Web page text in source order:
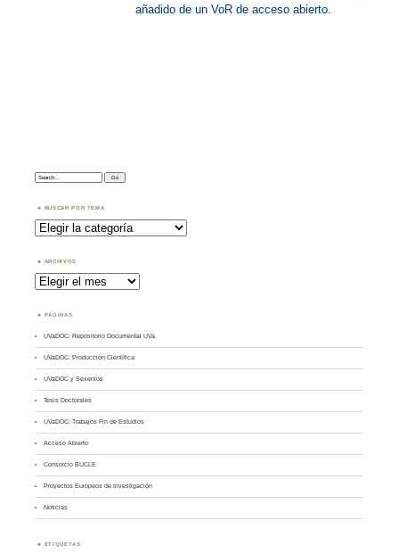
añadido de un VoR de acceso abierto.
Search:
BUSCAR POR TEMA
Buscar
por
Tema
ARCHIVOS
Archivos
PÁGINAS
UVaDOC: Repositorio Documental UVa
UVaDOC: Producción Científica
UVaDOC y Sexenios
Tesis Doctorales
UVaDOC: Trabajos Fin de Estudios
Acceso Abierto
Consorcio BUCLE
Proyectos Europeos de Investigación
Noticias
ETIQUETAS